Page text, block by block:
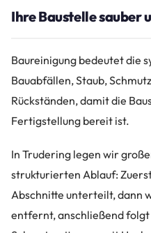
Ihre Baustelle sauber
Baureinigung bedeutet die
Bauabfällen, Staub,
Rückständen, damit die
Fertigstellung bereit ist.
In Trudering legen wir
strukturierten Ablauf:
Abschnitte unterteilt, dann
entfernt, anschließend folgt